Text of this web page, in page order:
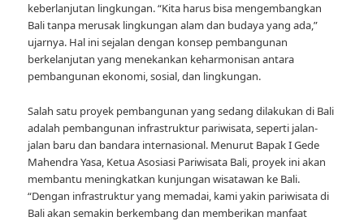
keberlanjutan lingkungan. “Kita harus bisa mengembangkan
Bali tanpa merusak lingkungan alam dan budaya yang ada,”
ujarnya. Hal ini sejalan dengan konsep pembangunan
berkelanjutan yang menekankan keharmonisan antara
pembangunan ekonomi, sosial, dan lingkungan.
Salah satu proyek pembangunan yang sedang dilakukan di Bali
adalah pembangunan infrastruktur pariwisata, seperti jalan-
jalan baru dan bandara internasional. Menurut Bapak I Gede
Mahendra Yasa, Ketua Asosiasi Pariwisata Bali, proyek ini akan
membantu meningkatkan kunjungan wisatawan ke Bali.
“Dengan infrastruktur yang memadai, kami yakin pariwisata di
Bali akan semakin berkembang dan memberikan manfaat